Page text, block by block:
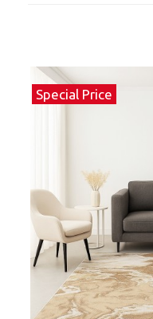
Special Price